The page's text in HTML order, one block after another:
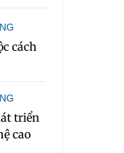
cách
triển
cao